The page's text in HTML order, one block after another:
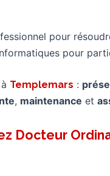
pour
pour
à Templemars :
, maintenance et
Docteur